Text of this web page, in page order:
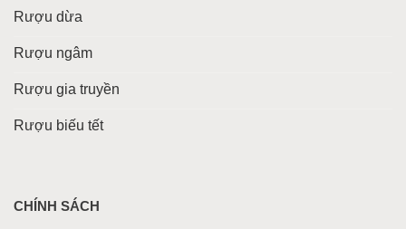
Rượu dừa
Rượu ngâm
Rượu gia truyền
Rượu biếu tết
CHÍNH SÁCH